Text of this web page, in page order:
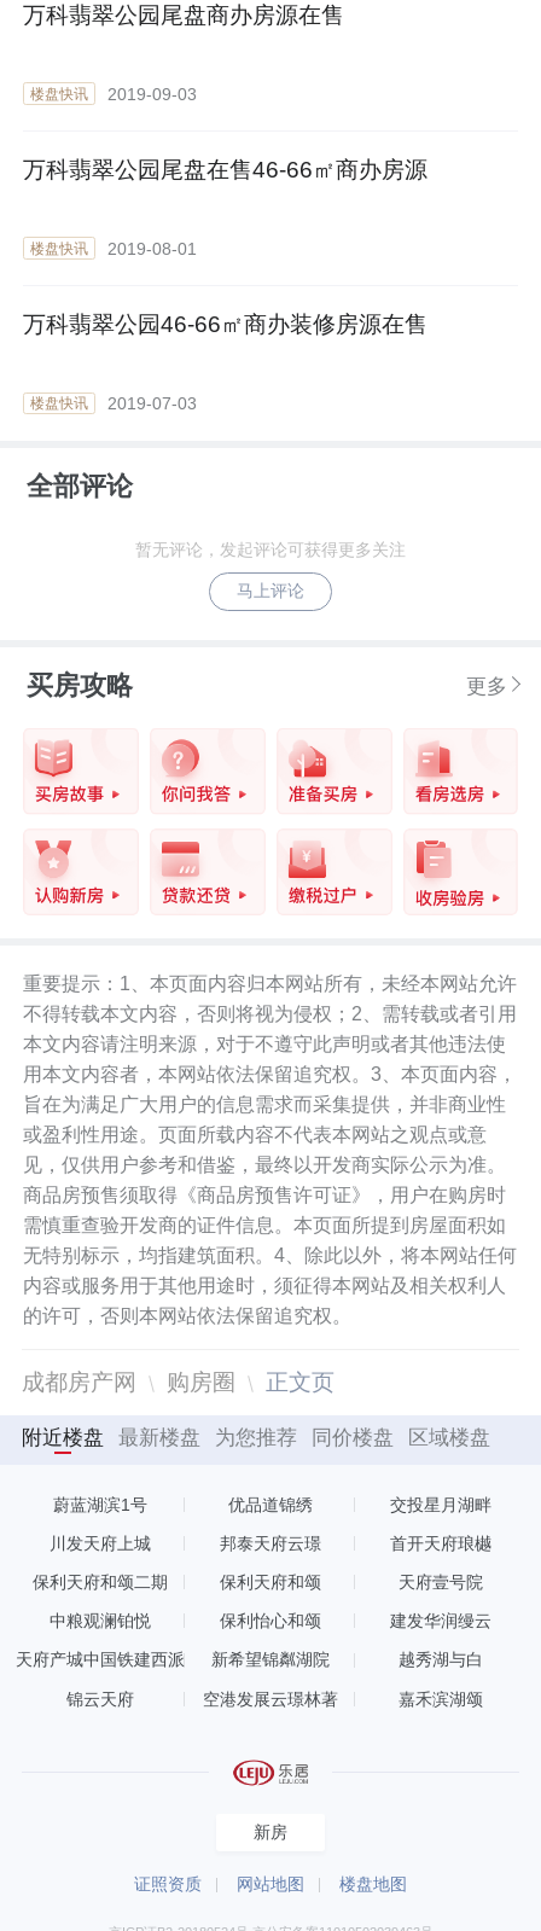
万科翡翠公园尾盘商办房源在售
楼盘快讯 2019-09-03
万科翡翠公园尾盘在售46-66㎡商办房源
楼盘快讯 2019-08-01
万科翡翠公园46-66㎡商办装修房源在售
楼盘快讯 2019-07-03
全部评论
暂无评论，发起评论可获得更多关注
马上评论
买房攻略 更多
重要提示：1、本页面内容归本网站所有，未经本网站允许
不得转载本文内容，否则将视为侵权；2、需转载或者引用
本文内容请注明来源，对于不遵守此声明或者其他违法使
用本文内容者，本网站依法保留追究权。3、本页面内容，
旨在为满足广大用户的信息需求而采集提供，并非商业性
或盈利性用途。页面所载内容不代表本网站之观点或意
见，仅供用户参考和借鉴，最终以开发商实际公示为准。
商品房预售须取得《商品房预售许可证》，用户在购房时
需慎重查验开发商的证件信息。本页面所提到房屋面积如
无特别标示，均指建筑面积。4、除此以外，将本网站任何
内容或服务用于其他用途时，须征得本网站及相关权利人
的许可，否则本网站依法保留追究权。
成都房产网 购房圈 正文页
附近楼盘 最新楼盘 为您推荐 同价楼盘 区域楼盘
蔚蓝湖滨1号 优品道锦绣 交投星月湖畔
川发天府上城 邦泰天府云璟 首开天府琅樾
保利天府和颂二期 保利天府和颂 天府壹号院
中粮观澜铂悦 保利怡心和颂 建发华润缦云
天府产城中国铁建西派
新希望锦粼湖院 越秀湖与白
锦云天府 空港发展云璟林著 嘉禾滨湖颂
新房
证照资质 网站地图 楼盘地图